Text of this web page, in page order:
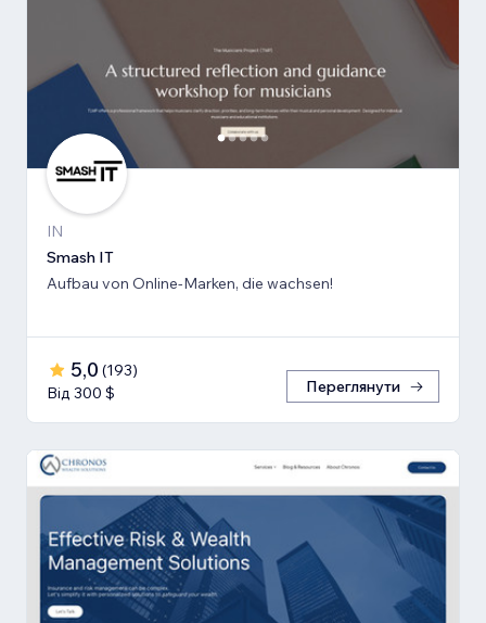
IN
Smash IT
Aufbau von Online-Marken, die wachsen!
5,0 (193)
Від 300 $
Переглянути